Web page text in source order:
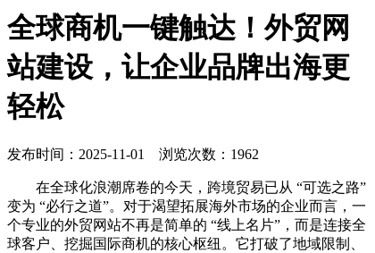
全球商机一键触达！外贸网
站建设，让企业品牌出海更
轻松
发布时间：2025-11-01 浏览次数：1962
在全球化浪潮席卷的今天，跨境贸易已从 “可选之路”
变为 “必行之道”。对于渴望拓展海外市场的企业而言，一
个专业的外贸网站不再是简单的 “线上名片”，而是连接全
球客户、挖掘国际商机的核心枢纽。它打破了地域限制、